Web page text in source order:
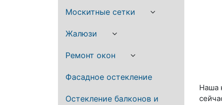
Москитные сетки
Жалюзи
Ремонт окон
Фасадное остекление
Остекление балконов и
Наша